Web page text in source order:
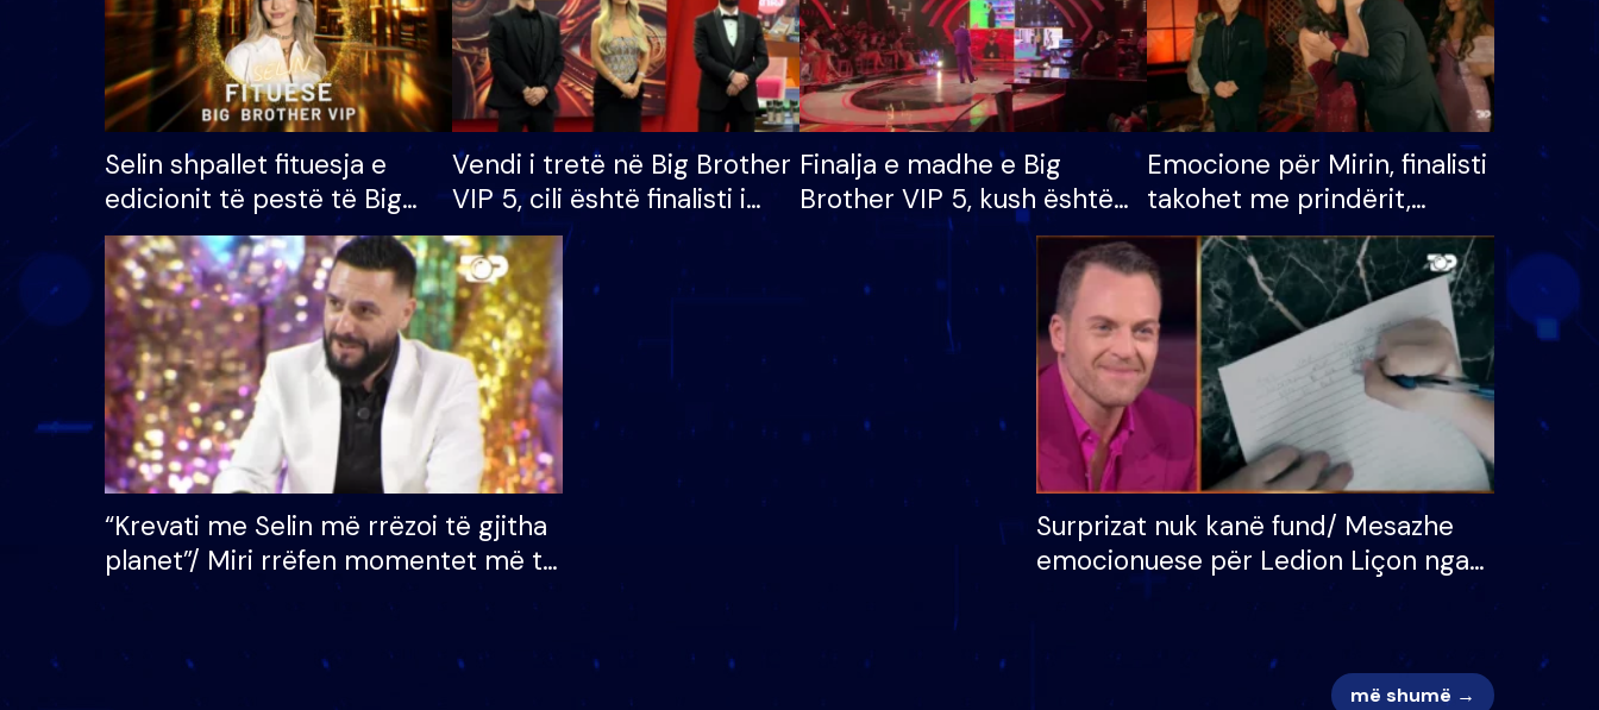
Selin shpallet fituesja e
edicionit të pestë të Big
Brother VIP, rrëmben
çmimin e madh prej 100
mijë eurosh
Vendi i tretë në Big Brother
VIP 5, cili është finalisti i
radhës që lë shtëpinë
Finalja e madhe e Big
Brother VIP 5, kush është
banori i parë që lë shtëpinë
dhe humb mundësinë për
të fituar çmimin e madh
Emocione për Mirin, finalisti
takohet me prindërit,
vajzën dhe bashkëshorten:
S’kemi ndonjë letër divorci
apo jo?
“Krevati me Selin më rrëzoi të gjitha
planet”/ Miri rrëfen momentet më të
bukura në shtëpinë e BB VIP: Do më
Surprizat nuk kanë fund/ Mesazhe
emocionuese për Ledion Liçon nga
nëna dhe fëmijët e tij, moderatori
më shumë →